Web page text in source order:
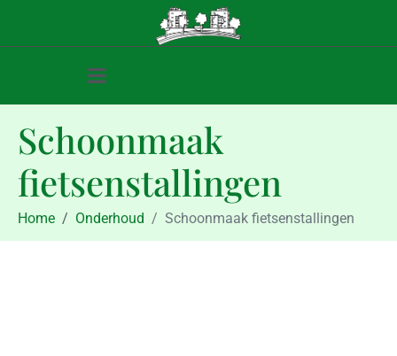
Schoonmaak
fietsenstallingen
Home Onderhoud Schoonmaak fietsenstallingen